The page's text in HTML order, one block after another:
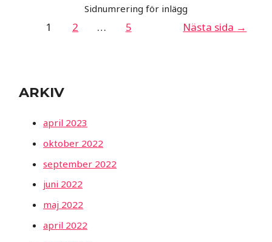
Sidnumrering för inlägg
1 2 … 5 Nästa sida →
ARKIV
april 2023
oktober 2022
september 2022
juni 2022
maj 2022
april 2022